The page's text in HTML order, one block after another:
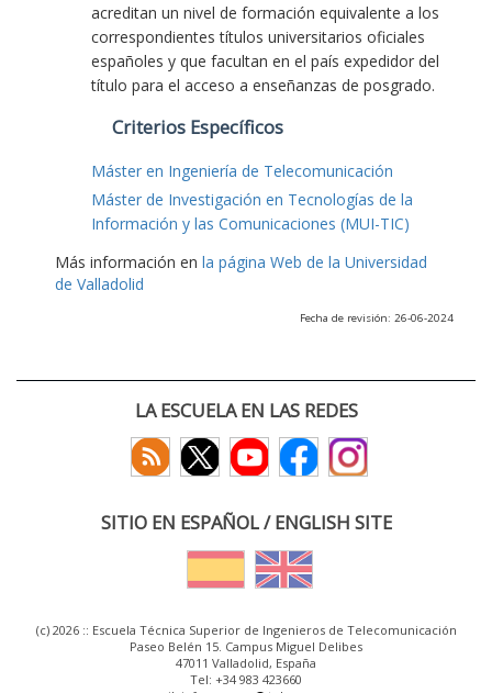
acreditan un nivel de formación equivalente a los
correspondientes títulos universitarios oficiales
españoles y que facultan en el país expedidor del
título para el acceso a enseñanzas de posgrado.
Criterios Específicos
Máster en Ingeniería de Telecomunicación
Máster de Investigación en Tecnologías de la
Información y las Comunicaciones (MUI-TIC)
Más información en la página Web de la Universidad
de Valladolid
Fecha de revisión: 26-06-2024
LA ESCUELA EN LAS REDES
SITIO EN ESPAÑOL / ENGLISH SITE
(c) 2026 :: Escuela Técnica Superior de Ingenieros de Telecomunicación
Paseo Belén 15. Campus Miguel Delibes
47011 Valladolid, España
Tel: +34 983 423660